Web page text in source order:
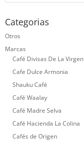
Categorias
Otros
Marcas
Café Divisas De La Virgen
Cafe Dulce Armonia
Shauku Café
Café Waalay
Café Madre Selva
Café Hacienda La Colina
Cafés de Origen